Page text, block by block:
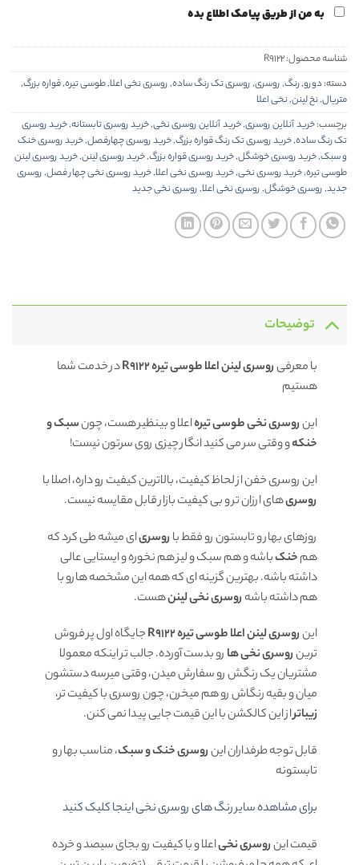
به من از طریق پیامک اطلاع بده
شناسه محصول:R9122
دسته: دورو,رنگ,روسری,روسری تک رنگ ساده,روسری نخی اعلا,طوسی تیره,قواره بزرگ,
متریال,نخ لینن,نخی اعلا
برچسب:خرید آنلاین روسری,خرید آنلاین روسری نخی,خرید روسری تابستانه,خرید روسری
تک رنگ ساده,خرید روسری تک رنگ قواره بزرگ,خرید روسری چهارفصل,خرید روسری خنک
و سبک,خرید روسری خوشگل,خرید روسری قواره بزرگ,خرید روسری لینن,خرید روسری لینن
طوسی تیره,خرید روسری نخی,خرید روسری نخی اعلا,خرید روسری نخی چهار فصل,روسری
جدید,روسری خوشگل,روسری نخی اعلا,روسری نخی جدید
توضیحات
با معرفیروسری لینن اعلا طوسی تیره R9122
در خدمت شما
هستیم
اینروسری نخی طوسی تیرهاعلا و بینظیر هست، چونسبک و
خنکهو وقتی سر می کنید انگار چیزی روی سرتون نیست!
این روسری خفن از لحاظ کیفیت، بالاترین کیفیت رو داره، اصلا با
روسریهای ارزان تر و بی کیفیت بازار قابل مقایسه نیست.
روزهای بهار و تابستون رو فقط با روسریای میشه طی کرد که
همخنکباشه و هم سبک و لیز هم نخوره و ایستایی عالی
داشته باشه. بهترین گزینه ای که همه این مشخصه هارو با
هم داشته باشه روسری نخی لیننهست.
اینروسری لینن اعلا طوسی تیره R9122
جایگاه اول پر فروش
ترینروسری نخی ها رو بدست آورده. جالب تر اینکه معمولا
مشتریان یک رنگش رو سفارش میدن، وقتی میرسه دستشون
میان و بقیه رنگاش رو هم میخرن، چون روسری با کیفیت تر،
زیباتراز این کالکشن با این قیمت جایی پیدا نمی کنن.
قابل توجه طرفداران اینروسری خنک و سبک، مناسب بهار و
تابستونه
برای مشاهده سایر رنگ های روسری نخی اینجا کلیک کنید
قیمت اینروسری نخیاعلا و با کیفیت رو بجای سیصد و خرده